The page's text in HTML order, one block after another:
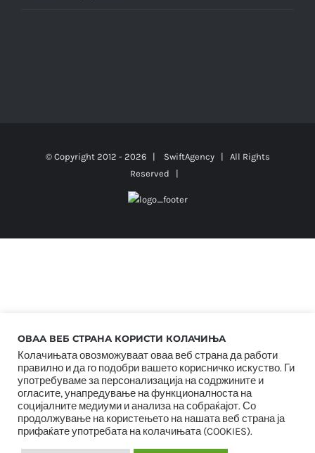
© Copyright 2012 - 2026 | SwiftAgency| All Rights
Reserved |
ОВАА ВЕБ СТРАНА КОРИСТИ КОЛАЧИЊА
Колачињата овозможуваат оваа веб страна да работи
правилно и да го подобри вашето корисничко искуство. Ги
употребуваме за персонализација на содржините и
огласите, унапредување на функционалноста на
социјалните медиуми и анализа на собраќајот. Со
продолжување на користењето на нашата веб страна ја
прифаќате употребата на колачињата (COOKIES).